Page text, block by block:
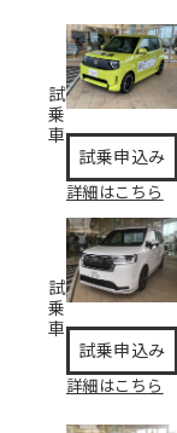
試
乗
車
試乗申込み
詳細はこちら
試
乗
車
試乗申込み
詳細はこちら